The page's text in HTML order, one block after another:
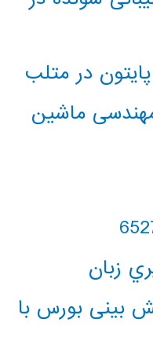
در متلب
ماشین
زبان
بینی بورس با